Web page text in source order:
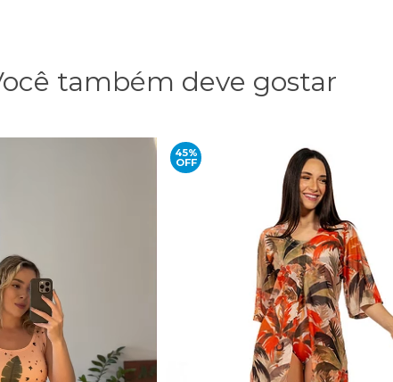
também deve gostar
45%
OFF